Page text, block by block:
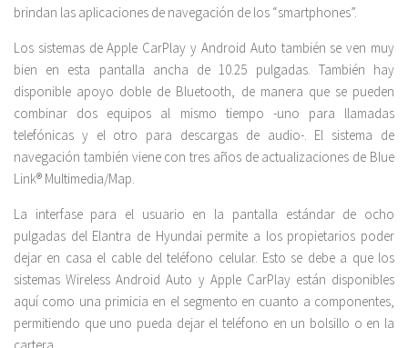
brindan las aplicaciones de navegación de los “smartphones”.
Los sistemas de Apple CarPlay y Android Auto también se ven muy
bien en esta pantalla ancha de 10.25 pulgadas. También hay
disponible apoyo doble de Bluetooth, de manera que se pueden
combinar dos equipos al mismo tiempo -uno para llamadas
telefónicas y el otro para descargas de audio-. El sistema de
navegación también viene con tres años de actualizaciones de Blue
Link® Multimedia/Map.
La interfase para el usuario en la pantalla estándar de ocho
pulgadas del Elantra de Hyundai permite a los propietarios poder
dejar en casa el cable del teléfono celular. Esto se debe a que los
sistemas Wireless Android Auto y Apple CarPlay están disponibles
aquí como una primicia en el segmento en cuanto a componentes,
permitiendo que uno pueda dejar el teléfono en un bolsillo o en la